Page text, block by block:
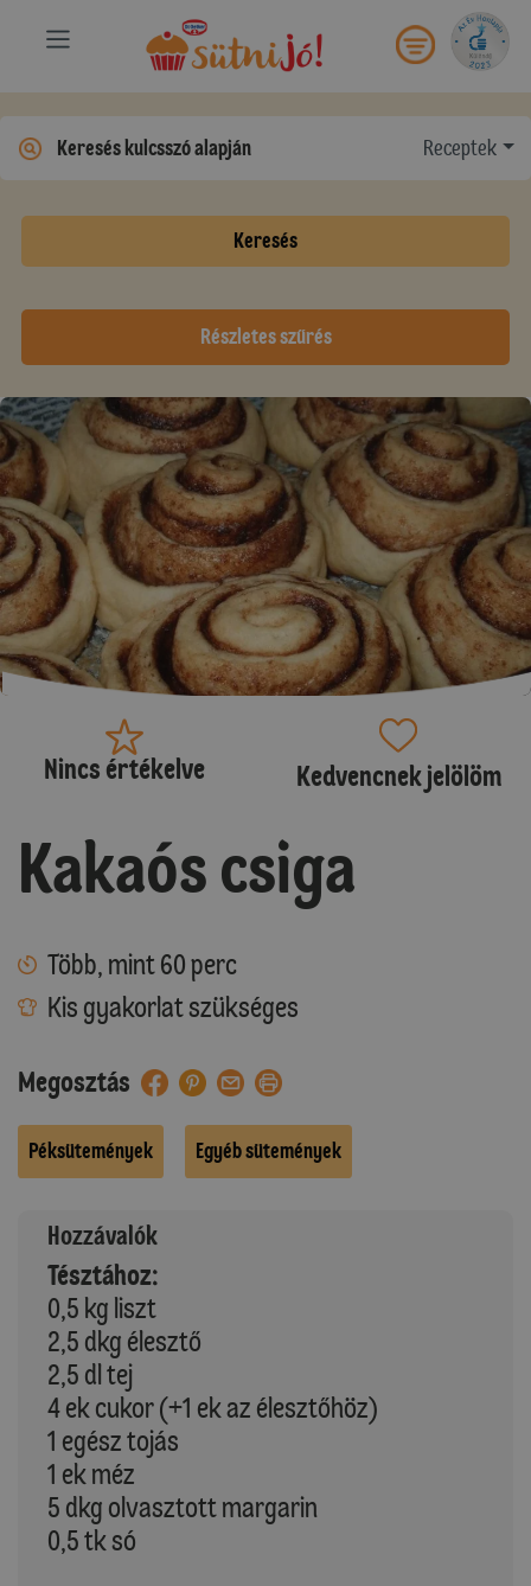
Receptek
Keresés
Részletes szűrés
Nincs értékelve Kedvencnek jelölöm
Kakaós csiga
Több, mint 60 perc
Kis gyakorlat szükséges
Megosztás
Péksütemények Egyéb sütemények
Hozzávalók
Tésztához:
0,5 kg liszt
2,5 dkg élesztő
2,5 dl tej
4 ek cukor (+1 ek az élesztőhöz)
1 egész tojás
1 ek méz
5 dkg olvasztott margarin
0,5 tk só